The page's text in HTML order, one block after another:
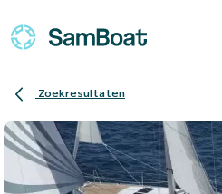
Zoekresultaten